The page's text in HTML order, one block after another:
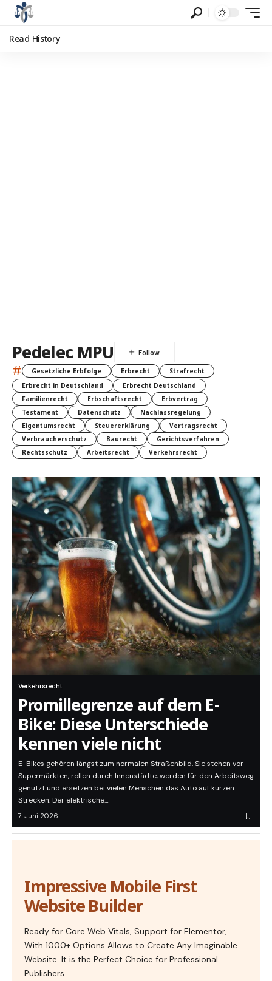
Read History
Pedelec MPU
# Gesetzliche Erbfolge Erbrecht
Strafrecht
Erbrecht in Deutschland
Erbrecht Deutschland
Familienrecht
Erbschaftsrecht
Erbvertrag
Testament
Datenschutz
Nachlassregelung
Eigentumsrecht
Steuererklärung
Vertragsrecht
Verbraucherschutz
Baurecht
Gerichtsverfahren
Rechtsschutz
Arbeitsrecht Verkehrsrecht
Verkehrsrecht
Promillegrenze auf dem E-
Bike: Diese Unterschiede
kennen viele nicht
E-Bikes gehören längst zum normalen Straßenbild. Sie stehen vor
Supermärkten, rollen durch Innenstädte, werden für den Arbeitsweg
genutzt und ersetzen bei vielen Menschen das Auto auf kurzen
Strecken. Der elektrische…
7. Juni 2026
Impressive Mobile First
Website Builder
Ready for Core Web Vitals, Support for Elementor,
With 1000+ Options Allows to Create Any Imaginable
Website. It is the Perfect Choice for Professional
Publishers.